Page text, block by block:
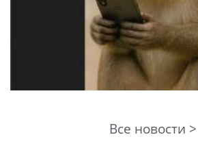
Все новости >